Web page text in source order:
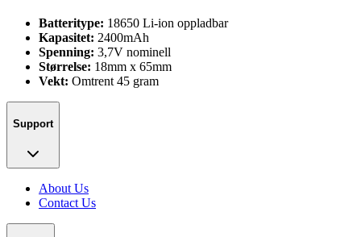
Batteritype: 18650 Li-ion oppladbar
Kapasitet: 2400mAh
Spenning: 3,7V nominell
Størrelse: 18mm x 65mm
Vekt: Omtrent 45 gram
Support
About Us
Contact Us